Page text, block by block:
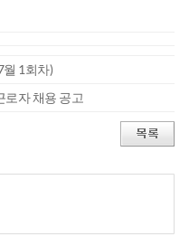
1회차)
로자 채용 공고